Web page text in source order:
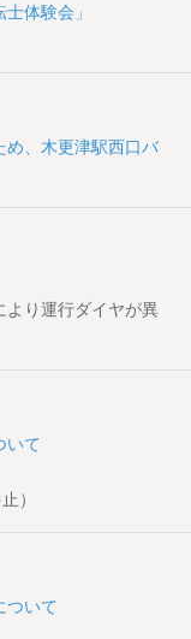
体験会」
め、木更津駅西口バ
より運行ダイヤが異
いて
）
ついて